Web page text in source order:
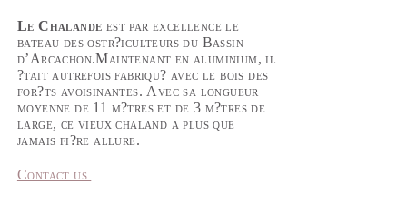
Le Chalande est par excellence le
bateau des ostr?iculteurs du Bassin
d’Arcachon.Maintenant en aluminium,il
?tait autrefois fabriqu? avec le bois des
for?ts avoisinantes. Avec sa longueur
moyenne de 11 m?tres et de 3 m?tresde
large, ce vieux chaland a plus que
jamais fi?re allure.
Contact us